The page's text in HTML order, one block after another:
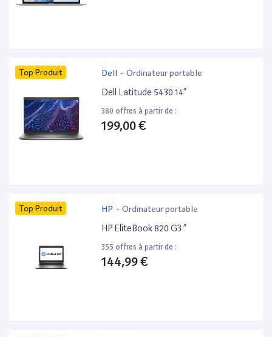
Top Produit Dell - Ordinateur portable
Dell Latitude 5430 14”
380 offres à partir de :
199,00 €
Top Produit HP - Ordinateur portable
HP EliteBook 820 G3 ”
355 offres à partir de :
144,99 €